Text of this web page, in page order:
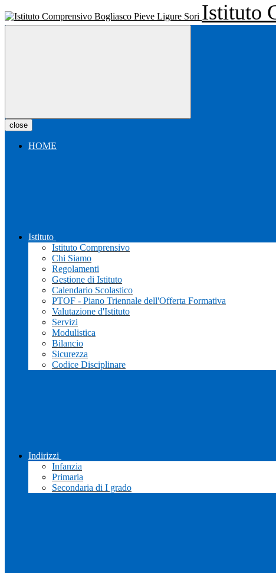
Istituto
close
HOME
Istituto
Istituto Comprensivo
Chi Siamo
Regolamenti
Gestione di Istituto
Calendario Scolastico
PTOF - Piano Triennale dell'Offerta Formativa
Valutazione d'Istituto
Servizi
Modulistica
Bilancio
Sicurezza
Codice Disciplinare
Indirizzi
Infanzia
Primaria
Secondaria di I grado